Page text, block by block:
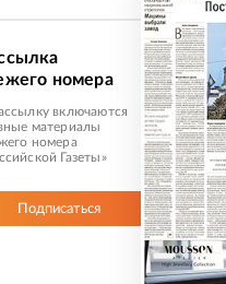
номера
включаются
материалы
номера
Газеты»
Подписаться